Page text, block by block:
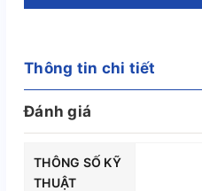
Thông tin chi tiết
Đánh giá
THÔNG SỐ KỸ
THUẬT